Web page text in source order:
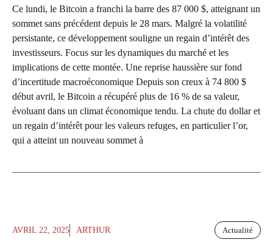
Ce lundi, le Bitcoin a franchi la barre des 87 000 $, atteignant un
sommet sans précédent depuis le 28 mars. Malgré la volatilité
persistante, ce développement souligne un regain d’intérêt des
investisseurs. Focus sur les dynamiques du marché et les
implications de cette montée. Une reprise haussière sur fond
d’incertitude macroéconomique Depuis son creux à 74 800 $
début avril, le Bitcoin a récupéré plus de 16 % de sa valeur,
évoluant dans un climat économique tendu. La chute du dollar et
un regain d’intérêt pour les valeurs refuges, en particulier l’or,
qui a atteint un nouveau sommet à
AVRIL 22, 2025 ARTHUR Actualité